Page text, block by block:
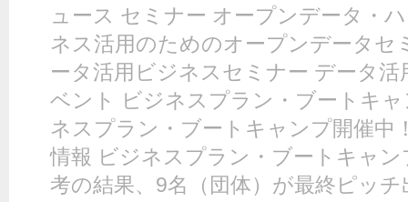
ュース セミナー オープンデータ・
ネス活用のためのオープンデータセ
ータ活用ビジネスセミナー データ
ベント ビジネスプラン・ブートキ
ネスプラン・ブートキャンプ開催中
情報 ビジネスプラン・ブートキャ
考の結果、9名（団体）が最終ピッ